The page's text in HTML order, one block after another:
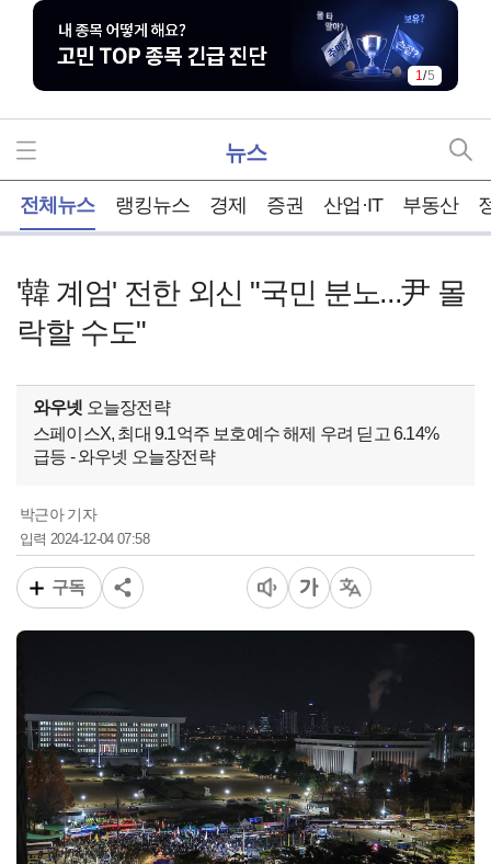
1/5
뉴스
전체뉴스 랭킹뉴스 경제 증권 산업·IT 부동산
'韓 계엄' 전한 외신 "국민 분노...尹 몰
락할 수도"
와우넷 오늘장전략
스페이스X, 최대 9.1억주 보호예수 해제 우려 딛고 6.14%
급등 - 와우넷 오늘장전략
박근아 기자
입력2024-12-04 07:58
구독